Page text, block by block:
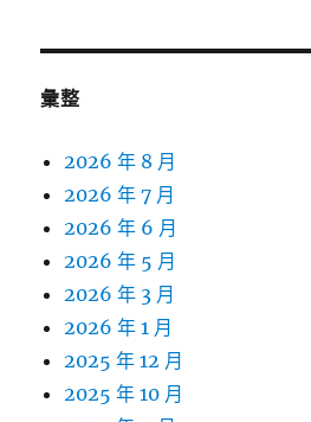
彙整
2026 年 8 月
2026 年 7 月
2026 年 6 月
2026 年 5 月
2026 年 3 月
2026 年 1 月
2025 年 12 月
2025 年 10 月